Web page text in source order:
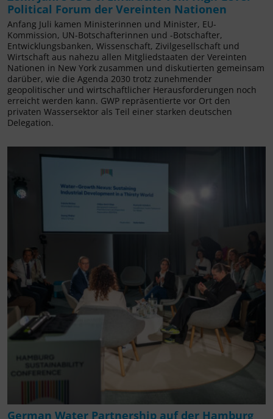
Political Forum der Vereinten Nationen
Anfang Juli kamen Ministerinnen und Minister, EU-
Kommission, UN-Botschafterinnen und -Botschafter,
Entwicklungsbanken, Wissenschaft, Zivilgesellschaft und
Wirtschaft aus nahezu allen Mitgliedstaaten der Vereinten
Nationen in New York zusammen und diskutierten gemeinsam
darüber, wie die Agenda 2030 trotz zunehmender
geopolitischer und wirtschaftlicher Herausforderungen noch
erreicht werden kann. GWP repräsentierte vor Ort den
privaten Wassersektor als Teil einer starken deutschen
Delegation.
German Water Partnership auf der Hamburg